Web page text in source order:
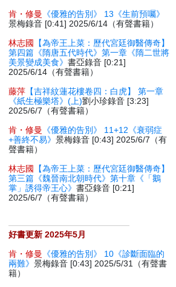
肯・修曼
《優雅的告別》 13《生前預囑》
景梅錄音 [0:41] 2025/6/14（有聲書籍）
林志國
【為帝王上菜：歷代宮廷御醫傳奇】
第四篇《隋唐五代時代》第一章《隋二世將
美景變成美食》書亞錄音 [0:21]
2025/6/14（有聲書籍）
藤萍 【吉祥紋蓮花樓卷四：白虎】 第一章
《紙生極樂塔》(上)劉小珍錄音 [3:23]
2025/6/7（有聲書籍）
肯・修曼
《優雅的告別》 11+12《衰弱症
+善終不易》景梅錄音 [0:43] 2025/6/7（有
聲書籍）
林志國
【為帝王上菜：歷代宮廷御醫傳奇】
第三篇《魏晉南北朝時代》第十章《「鵝
掌」誘得帝王心》書亞錄音 [0:21]
2025/6/7（有聲書籍）
好書更新 2025年5月
肯・修曼
《優雅的告別》 10《診斷面臨的
兩難》景梅錄音 [0:43] 2025/5/31（有聲書
籍）